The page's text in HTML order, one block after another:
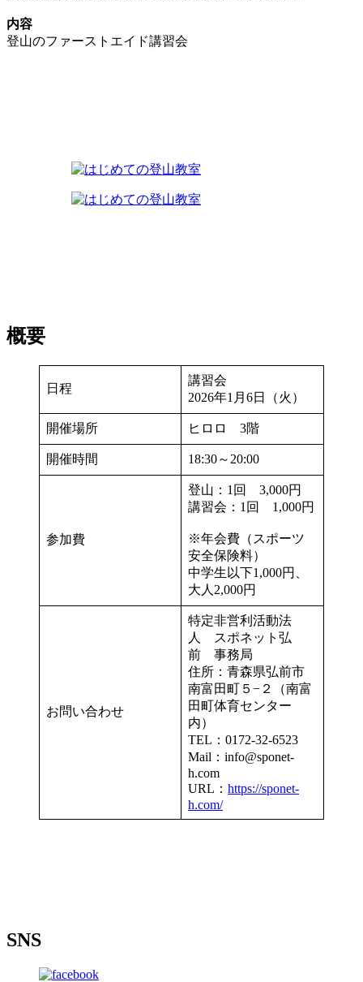
内容
登山のファーストエイド講習会
概要
日程
講習会
2026年1月6日（火）
開催場所 ヒロロ 3階
開催時間 18:30～20:00
参加費
登山：1回 3,000円
講習会：1回 1,000円
※年会費（スポーツ
安全保険料）
中学生以下1,000円、
大人2,000円
お問い合わせ
特定非営利活動法
人 スポネット弘
前 事務局
住所：青森県弘前市
南富田町５−２（南富
田町体育センター
内）
TEL：0172-32-6523
Mail：info@sponet-
h.com
URL： https://sponet-
h.com/
SNS